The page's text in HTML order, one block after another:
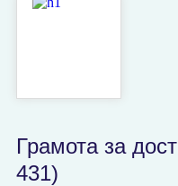
Грамота за
431)